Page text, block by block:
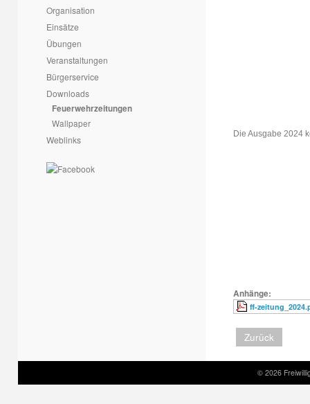
Organisation
Einsätze
Übungen
Veranstaltungen
Bürgerservice
Downloads
Feuerwehrzeitungen
Wallpaper
Weblinks
Die Ausgabe 2024
Anhänge:
ff-
Zurück
© 2026